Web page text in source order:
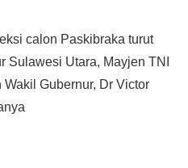
calon Paskibraka turut
Sulawesi Utara, Mayjen TNI
Gubernur, Dr Victor